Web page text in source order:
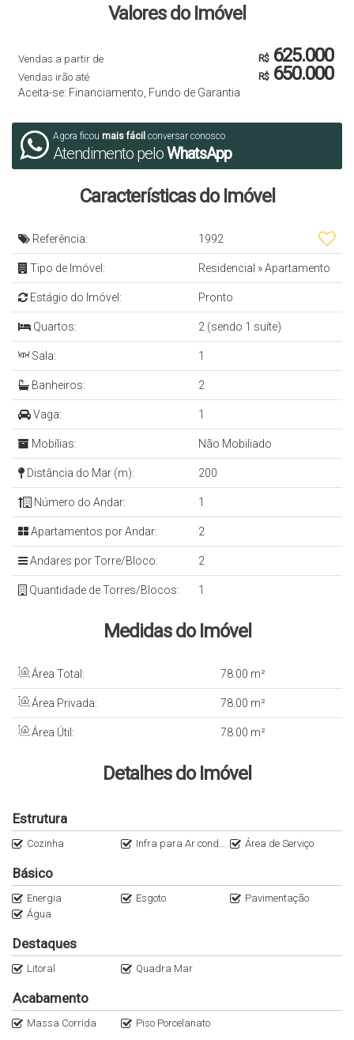
Valores do Imóvel
R$625.000
Vendas a partir de
R$650.000
Vendas irão até
Aceita-se: Financiamento, Fundo de Garantia
Agora ficou mais fácil conversar conosco
Atendimento peloWhatsApp
Características do Imóvel
Referência: 1992
Tipo de Imóvel: Residencial »Apartamento
Estágio do Imóvel: Pronto
Quartos: 2 (sendo 1 suíte)
Sala: 1
Banheiros: 2
Vaga: 1
Mobílias: Não Mobiliado
Distância do Mar (m): 200
Número do Andar: 1
Apartamentos por Andar: 2
Andares por Torre/Bloco: 2
Quantidade de Torres/Blocos: 1
Medidas do Imóvel
Área Total: 78 .00 m²
Área Privada: 78 .00 m²
Área Útil: 78 .00 m²
Detalhes do Imóvel
Estrutura
Cozinha Infra para Ar condicionado Área de Serviço
Básico
Energia Esgoto
Pavimentação
Água
Destaques
Litoral Quadra Mar
Acabamento
Massa Corrida Piso Porcelanato